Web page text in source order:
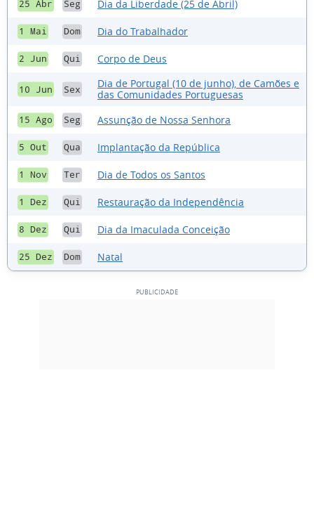
25 Abr Seg Dia da Liberdade (25 de Abril)
1 Mai Dom Dia do Trabalhador
2 Jun Qui Corpo de Deus
10 Jun Sex
Dia de Portugal (10 de junho), de Camões e
das Comunidades Portuguesas
15 Ago Seg Assunção de Nossa Senhora
5 Out Qua Implantação da República
1 Nov Ter Dia de Todos os Santos
1 Dez Qui Restauração da Independência
8 Dez Qui Dia da Imaculada Conceição
25 Dez Dom Natal